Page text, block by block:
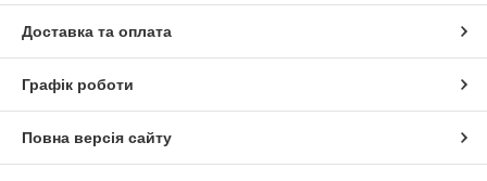
Доставка та оплата
Графік роботи
Повна версія сайту